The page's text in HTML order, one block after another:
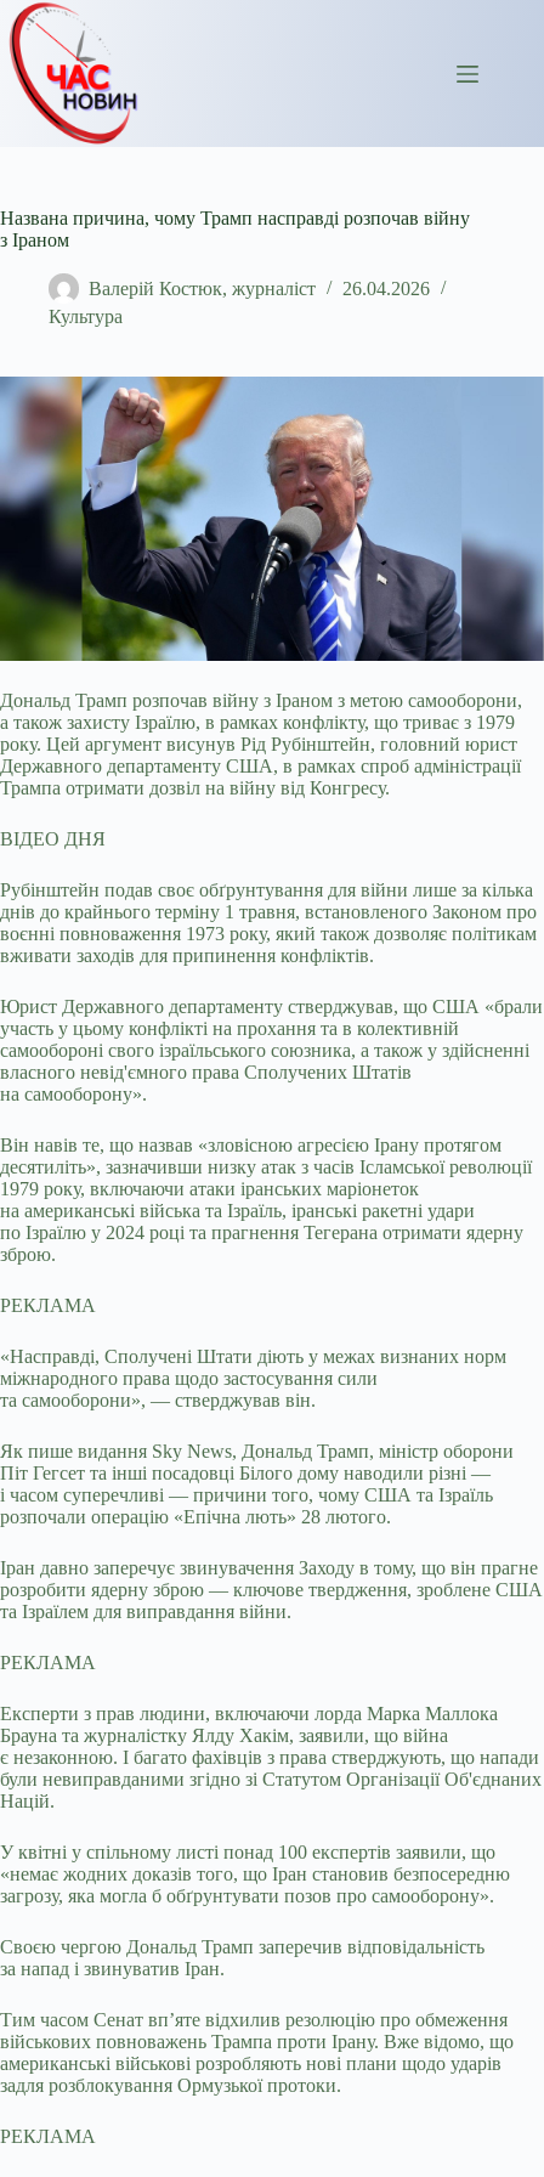
Перейти
до
вмісту
Названа причина, чому Трамп насправді розпочав війну
з Іраном
Валерій Костюк, журналіст
26.04.2026
Культура
Дональд Трамп розпочав війну з Іраном з метою самооборони,
а також захисту Ізраїлю, в рамках конфлікту, що триває з 1979
року. Цей аргумент висунув Рід Рубінштейн, головний юрист
Державного департаменту США, в рамках спроб адміністрації
Трампа отримати дозвіл на війну від Конгресу.
ВІДЕО ДНЯ
Рубінштейн подав своє обґрунтування для війни лише за кілька
днів до крайнього терміну 1 травня, встановленого Законом про
воєнні повноваження 1973 року, який також дозволяє політикам
вживати заходів для припинення конфліктів.
Юрист Державного департаменту стверджував, що США «брали
участь у цьому конфлікті на прохання та в колективній
самообороні свого ізраїльського союзника, а також у здійсненні
власного невід'ємного права Сполучених Штатів
на самооборону».
Він навів те, що назвав «зловісною агресією Ірану протягом
десятиліть», зазначивши низку атак з часів Ісламської революції
1979 року, включаючи атаки іранських маріонеток
на американські війська та Ізраїль, іранські ракетні удари
по Ізраїлю у 2024 році та прагнення Тегерана отримати ядерну
зброю.
РЕКЛАМА
«Насправді, Сполучені Штати діють у межах визнаних норм
міжнародного права щодо застосування сили
та самооборони», — стверджував він.
Як пише видання Sky News, Дональд Трамп, міністр оборони
Піт Гегсет та інші посадовці Білого дому наводили різні —
і часом суперечливі — причини того, чому США та Ізраїль
розпочали операцію «Епічна лють» 28 лютого.
Іран давно заперечує звинувачення Заходу в тому, що він прагне
розробити ядерну зброю — ключове твердження, зроблене США
та Ізраїлем для виправдання війни.
РЕКЛАМА
Експерти з прав людини, включаючи лорда Марка Маллока
Брауна та журналістку Ялду Хакім, заявили, що війна
є незаконною. І багато фахівців з права стверджують, що напади
були невиправданими згідно зі Статутом Організації Об'єднаних
Націй.
У квітні у спільному листі понад 100 експертів заявили, що
«немає жодних доказів того, що Іран становив безпосередню
загрозу, яка могла б обґрунтувати позов про самооборону».
Своєю чергою Дональд Трамп заперечив відповідальність
за напад і звинуватив Іран.
Тим часом Сенат вп’яте відхилив резолюцію про обмеження
військових повноважень Трампа проти Ірану. Вже відомо, що
американські військові розробляють нові плани щодо ударів
задля розблокування Ормузької протоки.
РЕКЛАМА